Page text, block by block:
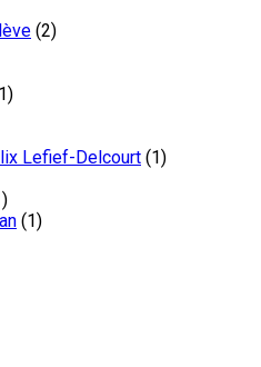
(2)
Lefief-Delcourt (1)
(1)